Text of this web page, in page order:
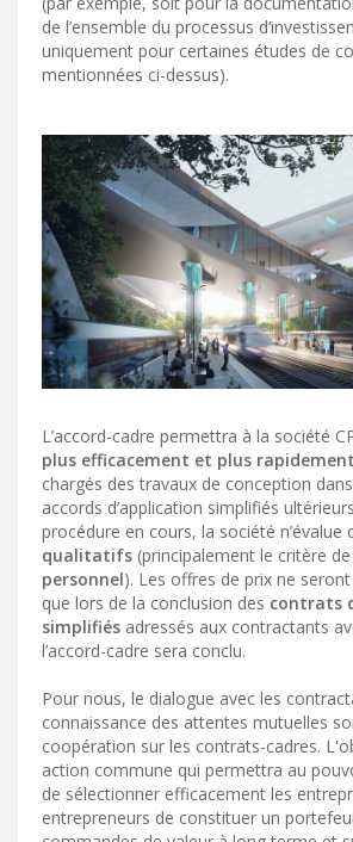
de l’ensemble du processus
uniquement pour certaines études de
mentionnées ci-dessus).
L’accord-cadre permettra à la société
plus efficacement et plus rapidement
chargés des travaux de conception
accords d’application simplifiés
procédure en cours, la société n’évalue
qualitatifs (principalement le critère de
personnel). Les offres de prix ne
que lors de la conclusion des contrats
simplifiés adressés aux contractants
l’accord-cadre sera conclu.
Pour nous, le dialogue avec les
connaissance des attentes mutuelles
coopération sur les contrats-cadres.
action commune qui permettra au
de sélectionner efficacement les
entrepreneurs de constituer un